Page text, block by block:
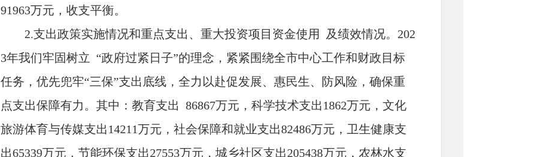
91963万元，收支平衡。
2.支出政策实施情况和重点支出、重大投资项目资金使用 及绩效情况。202
3年我们牢固树立 “政府过紧日子”的理念，紧紧围绕全市中心工作和财政目标
任务，优先兜牢“三保”支出底线，全力以赴促发展、惠民生、防风险，确保重
点支出保障有力。其中：教育支出 86867万元，科学技术支出1862万元，文化
旅游体育与传媒支出14211万元，社会保障和就业支出82486万元，卫生健康支
出65339万元，节能环保支出27553万元，城乡社区支出205438万元，农林水支